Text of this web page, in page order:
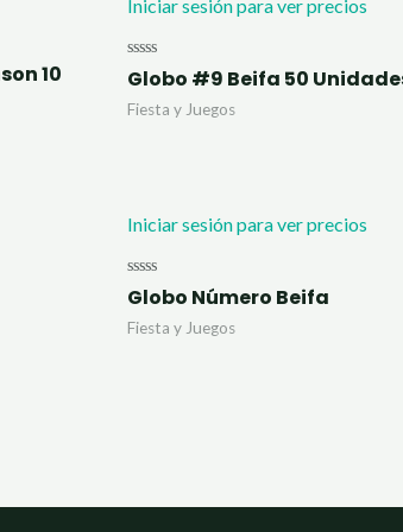
10
Iniciar sesión para ver precios
Valorado
con
0
de
Globo #9 Beifa 50
Fiesta y Juegos
Iniciar sesión para ver precios
Valorado
con
0
de
Globo Número Beifa
Fiesta y Juegos